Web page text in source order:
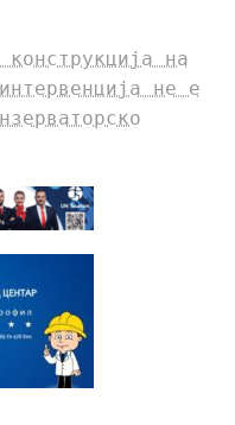
на
не е